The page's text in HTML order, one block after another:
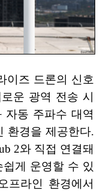
이즈 드론의 신호
운 광역 전송 시
자동 주파수 대역
환경을 제공한다.
2와 직접 연결돼
게 운영할 수 있
프라인 환경에서